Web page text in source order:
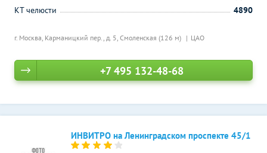
г. Москва, Карманицкий пер., д. 5, Смоленская (126 м) ЦАО
КТ челюсти
4890
+7 495 132-48-68
ИНВИТРО на Ленинградском проспекте 45/1